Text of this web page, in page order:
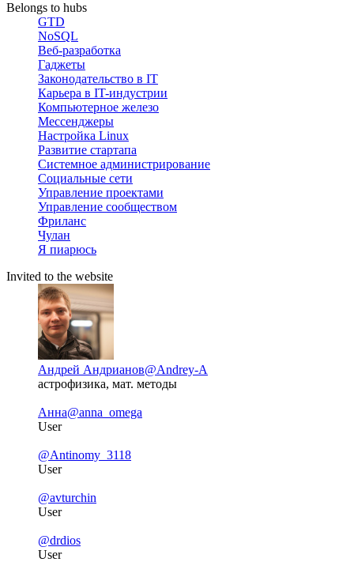
Belongs to hubs
GTD
NoSQL
Веб-разработка
Гаджеты
Законодательство в IT
Карьера в IT-индустрии
Компьютерное железо
Мессенджеры
Настройка Linux
Развитие стартапа
Системное администрирование
Социальные сети
Управление проектами
Управление сообществом
Фриланс
Чулан
Я пиарюсь
Invited to the website
Андрей Андрианов@Andrey-A
астрофизика, мат. методы
Анна@anna_omega
User
@Antinomy_3118
User
@avturchin
User
@drdios
User